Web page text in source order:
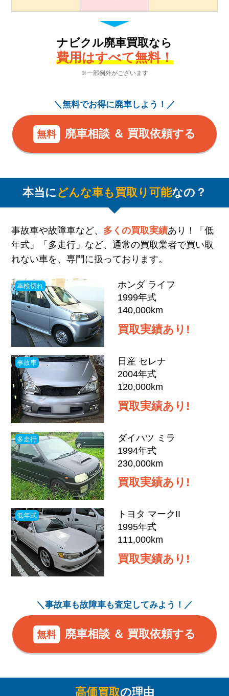
ナビクル廃車買取なら
費用はすべて無料！
※一部例外がございます
＼無料でお得に廃車しよう！／
無料 廃車相談 ＆ 買取依頼する
本当に どんな車も買取り可能なの？
事故車や故障車など、 多くの買取実績あり！「低
年式」「多走行」など、通常の買取業者で買い取
れない車を、専門に扱っております。
車検切れ
ホンダ ライフ
1999年式
140,000km
買取実績あり!
事故車
日産 セレナ
2004年式
120,000km
買取実績あり!
多走行
ダイハツ ミラ
1994年式
230,000km
買取実績あり!
低年式
トヨタ マークII
1995年式
111,000km
買取実績あり!
＼事故車も故障車も査定してみよう！／
無料 廃車相談 ＆ 買取依頼する
高価買取の理由